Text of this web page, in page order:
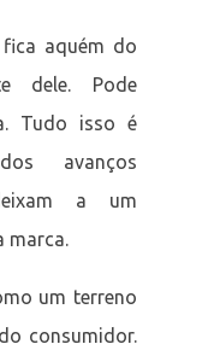
aquém do
dele. Pode
Tudo isso é
avanços
a um
marca.
um terreno
consumidor.